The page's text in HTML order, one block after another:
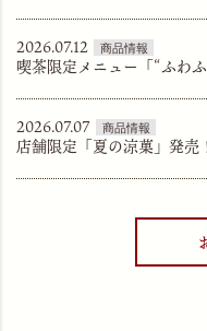
2026.07.12
喫茶限定メニュー「“ふわ
2026.07.07
店舗限定「夏の涼菓」発売